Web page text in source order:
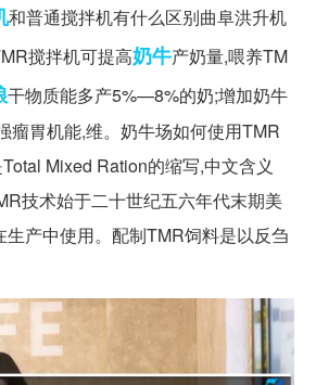
和普通搅拌机有什么区别曲阜洪升机
搅拌机可提高奶牛产奶量,喂养TM
干物质能多产5%—8%的奶;增加奶牛
瘤胃机能,维。奶牛场如何使用TMR
Mixed Ration的缩写,中文含义
技术始于二十世纪五六年代末期美
生产中使用。配制TMR饲料是以反刍